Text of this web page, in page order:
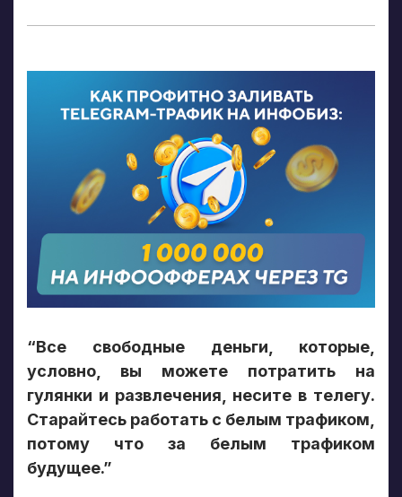
“Все свободные деньги, которые,
условно, вы можете потратить на
гулянки и развлечения, несите в телегу.
Старайтесь работать с белым трафиком,
потому что за белым трафиком
будущее.”